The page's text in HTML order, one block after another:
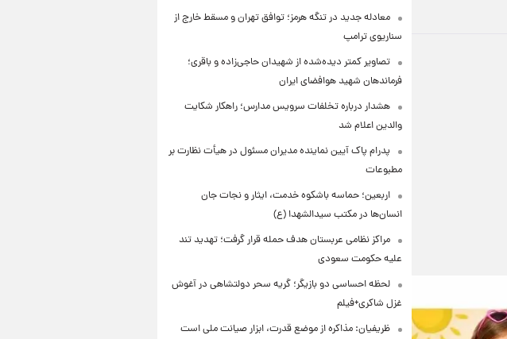
معادله جدید در تنگه هرمز؛ توافق تهران و مسقط خارج از
سناریوی ترامپ
تصاویر کمتر دیده‌شده از شهیدان حاجی‌زاده و باقری؛
فرماندهان شهید هوافضای ایران
هشدار درباره تخلفات سرویس مدارس؛ راهکار شکایت
والدین اعلام شد
پدرام پاک آیین نماینده مدیران مسئول در هیأت نظارت بر
مطبوعات
اربعین؛ حماسه باشکوه خدمت، ایثار و نجات جان
انسان‌ها در مکتب سیدالشهدا (ع)
مراکز نظامی عربستان هدف حمله قرار گرفت؛ تهدید تند
علیه حکومت سعودی
لحظه احساسی دو بازیگر؛ گریه سحر دولتشاهی در آغوش
غزل شاکری+فیلم
ظریفیان: مذاکره از موضع قدرت، ابزار صیانت ملی است